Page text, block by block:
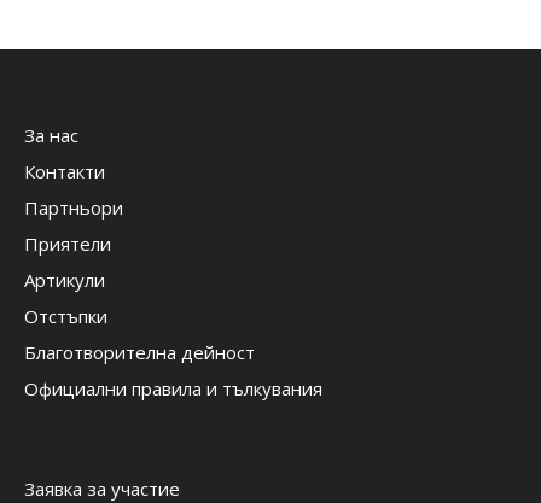
За нас
Контакти
Партньори
Приятели
Артикули
Отстъпки
Благотворителна дейност
Официални правила и тълкувания
Заявка за участие